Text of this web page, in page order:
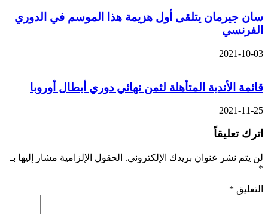
سان جيرمان يتلقى أول هزيمة هذا الموسم في الدوري
الفرنسي
2021-10-03
قائمة الأندية المتأهلة لثمن نهائي دوري أبطال أوروبا
2021-11-25
اترك تعليقاً
لن يتم نشر عنوان بريدك الإلكتروني. الحقول الإلزامية مشار إليها بـ
*
التعليق *